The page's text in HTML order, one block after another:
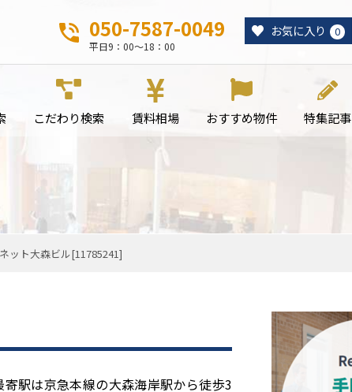
050-7587-0049
平日9：00～18：00
お気に入り 0
こだわり検索 賃料相場 おすすめ物件 特集記事
ット大森ビル[11785241]
駅は京急本線の大森海岸駅から徒歩3